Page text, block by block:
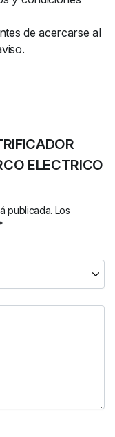
de acercarse al
ELECTRICO
publicada. Los